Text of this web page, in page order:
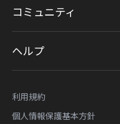
コミュニティ
ヘルプ
利用規約
個人情報保護基本方針